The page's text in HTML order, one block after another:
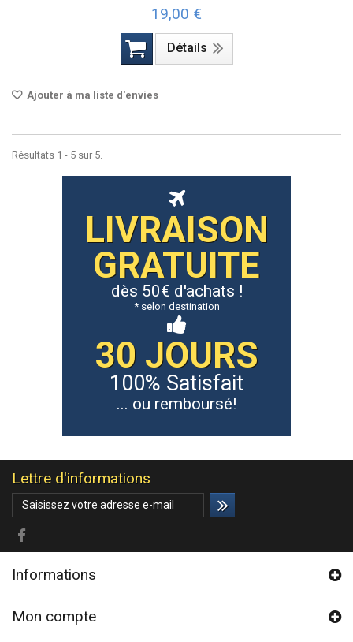
19,00 €
Détails
Ajouter à ma liste d'envies
Résultats 1 - 5 sur 5.
LIVRAISON
GRATUITE
dès 50€ d'achats !
* selon destination
30 JOURS
100% Satisfait
... ou remboursé!
Lettre d'informations
Informations
Mon compte